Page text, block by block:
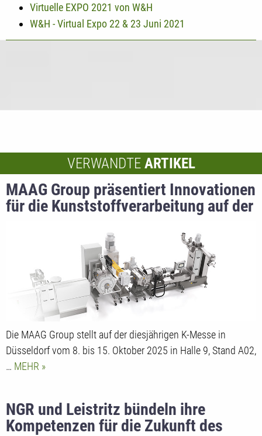
Virtuelle EXPO 2021 von W&H
W&H - Virtual Expo 22 & 23 Juni 2021
VERWANDTE ARTIKEL
MAAG Group präsentiert Innovationen
für die Kunststoffverarbeitung auf der
Die MAAG Group stellt auf der diesjährigen K-Messe in
Düsseldorf vom 8. bis 15. Oktober 2025 in Halle 9, Stand A02,
… MEHR
NGR und Leistritz bündeln ihre
Kompetenzen für die Zukunft des